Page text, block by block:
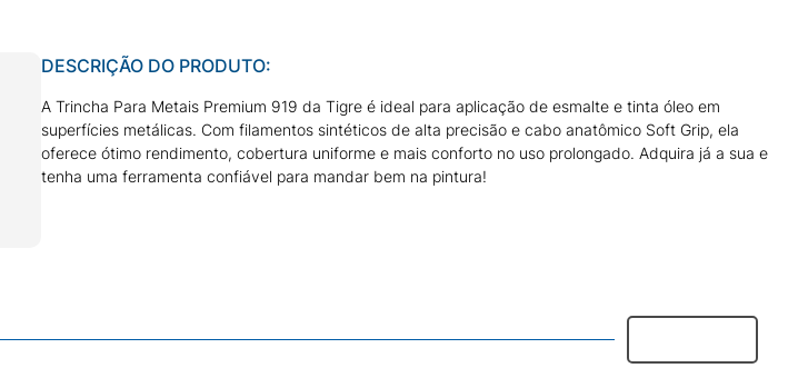
DESCRIÇÃO DO PRODUTO:
A Trincha Para Metais Premium 919 da Tigre é ideal para aplicação de esmalte e tinta óleo em
superfícies metálicas. Com filamentos sintéticos de alta precisão e cabo anatômico Soft Grip, ela
oferece ótimo rendimento, cobertura uniforme e mais conforto no uso prolongado. Adquira já a sua e
tenha uma ferramenta confiável para mandar bem na pintura!